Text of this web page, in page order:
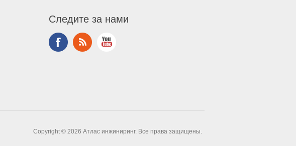
Следите за нами
Copyright © 2026 Атлас инжиниринг. Все права защищены.